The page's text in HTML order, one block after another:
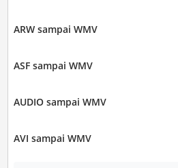
ARW sampai WMV
ASF sampai WMV
AUDIO sampai WMV
AVI sampai WMV